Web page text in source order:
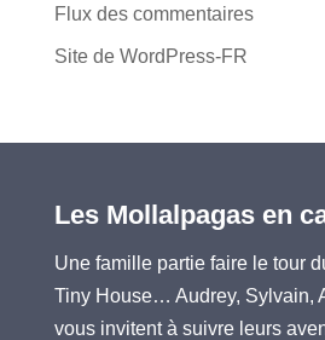
Flux des commentaires
Site de WordPress-FR
Les Mollalpagas en
Une famille partie faire le tour
Tiny House… Audrey, Sylvain,
vous invitent à suivre leurs